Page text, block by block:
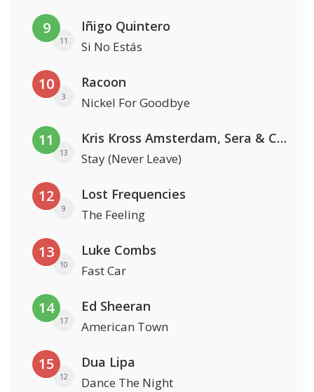
9
11
Iñigo Quintero
Si No Estás
10
3
Racoon
Nickel For Goodbye
11
13
Kris Kross Amsterdam, Sera & Conor Maynard
Stay (Never Leave)
12
9
Lost Frequencies
The Feeling
13
10
Luke Combs
Fast Car
14
17
Ed Sheeran
American Town
15
12
Dua Lipa
Dance The Night